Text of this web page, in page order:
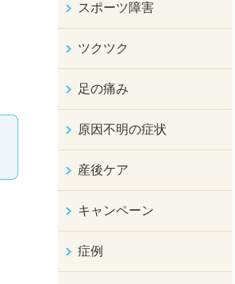
スポーツ障害
ツクツク
足の痛み
原因不明の症状
産後ケア
キャンペーン
症例